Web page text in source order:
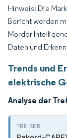
Hinweis: Die
Bericht werden
Mordor
Daten und
Trends und
elektrische
Analyse der